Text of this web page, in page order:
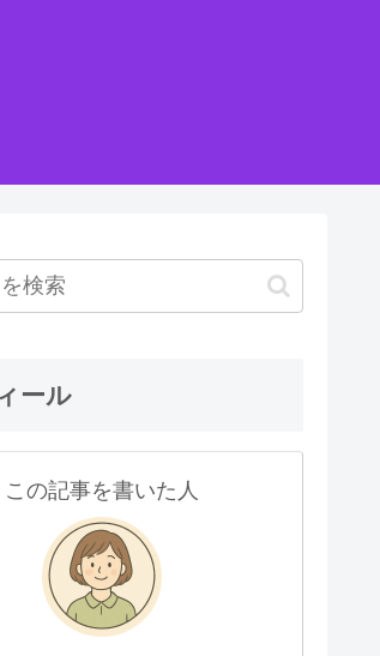
ール
この記事を書いた人